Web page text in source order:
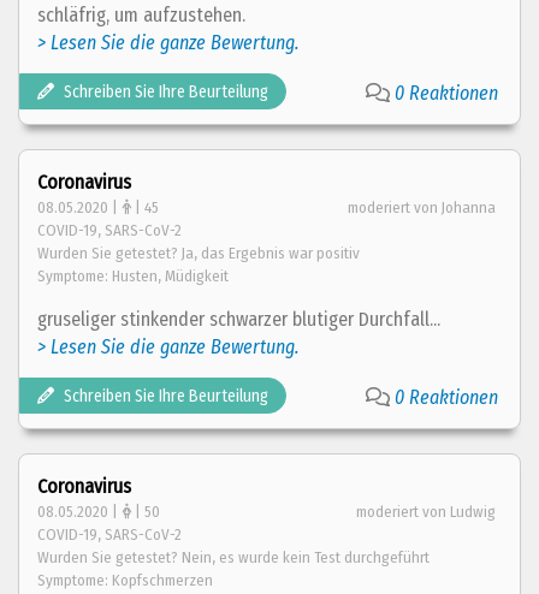
schläfrig, um aufzustehen.
> Lesen Sie die ganze Bewertung.
Schreiben Sie Ihre Beurteilung 0 Reaktionen
Coronavirus
08.05.2020 | | 45
moderiert von Johanna
COVID-19, SARS-CoV-2
Wurden Sie getestet? Ja, das Ergebnis war positiv
Symptome: Husten, Müdigkeit
gruseliger stinkender schwarzer blutiger Durchfall...
> Lesen Sie die ganze Bewertung.
Schreiben Sie Ihre Beurteilung 0 Reaktionen
Coronavirus
08.05.2020 | | 50
moderiert von Ludwig
COVID-19, SARS-CoV-2
Wurden Sie getestet? Nein, es wurde kein Test durchgeführt
Symptome: Kopfschmerzen